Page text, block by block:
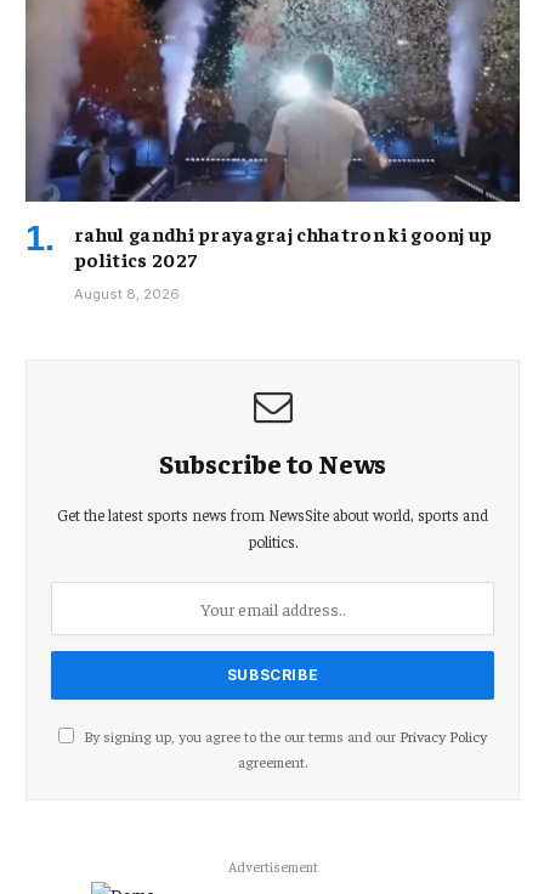
rahul gandhi prayagraj chhatron ki goonj up
politics 2027
August 8, 2026
Subscribe to News
Get the latest sports news from NewsSite about world, sports and
politics.
By signing up, you agree to the our terms and our Privacy Policy
agreement.
Advertisement